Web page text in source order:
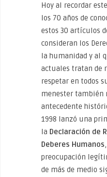
Hoy al recordar
los 70 años de
estos 30 artículos
consideran los
la humanidad y al
actuales tratan de
respetar en todos
menester también
antecedente
1998 lanzó una
la Declaración de
Deberes Humanos
preocupación
de más de medio